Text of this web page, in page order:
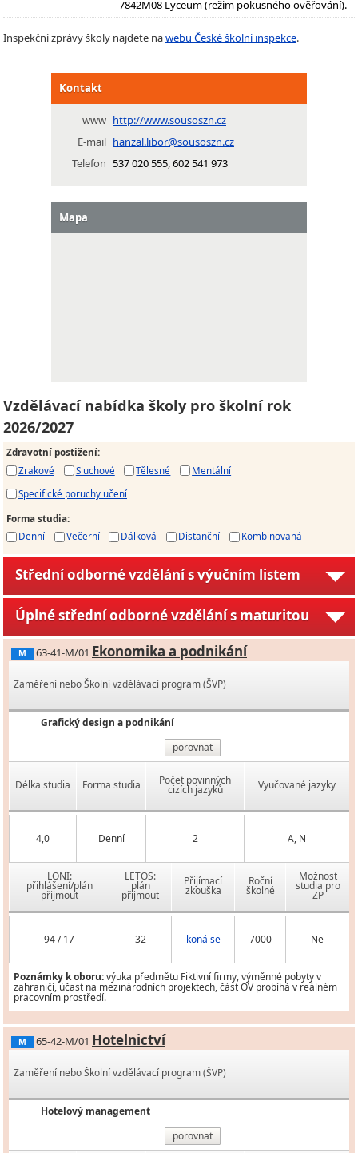
7842M08 Lyceum (režim pokusného ověřování).
Inspekční zprávy školy najdete nawebu České školní inspekce.
Kontakt
www http://www.sousoszn.cz
E-mail hanzal.libor@sousoszn.cz
Telefon 537 020 555, 602 541 973
Mapa
Vzdělávací nabídka školy pro školní rok
2026/2027
Zdravotní postižení:
Zrakové
Sluchové Tělesné
Mentální
Specifické poruchy učení
Forma studia:
Denní
Večerní Dálková Distanční Kombinovaná
Střední odborné vzdělání s výučním listem
Úplné střední odborné vzdělání s maturitou
M 63-41-M/01 Ekonomika a podnikání
Zaměření nebo Školní vzdělávací program (ŠVP)
Grafický design a podnikání
porovnat
Délka studia Forma studia Počet povinných
cizích jazyků Vyučované jazyky
4,0 Denní 2 A, N
LONI:
přihlášení/plán
přijmout
LETOS:
plán
přijmout
Přijímací
zkouška
Roční
školné
Možnost
studia pro
ZP
94 / 17 32 koná se 7000 Ne
Poznámky k oboru:výuka předmětu Fiktivní firmy, výměnné pobyty v
zahraničí, účast na mezinárodních projektech, část OV probíhá v reálném
pracovním prostředí.
M 65-42-M/01 Hotelnictví
Zaměření nebo Školní vzdělávací program (ŠVP)
Hotelový management
porovnat